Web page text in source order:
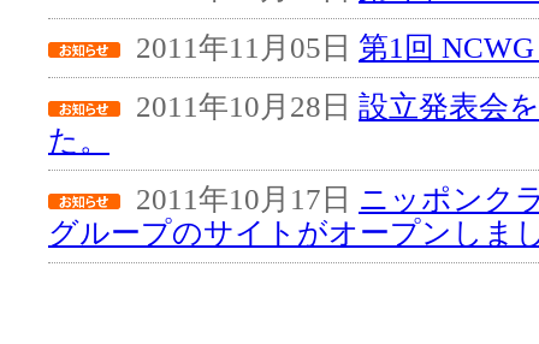
2011年11月05日 第1回
2011年10月28日 設立発表会
た。
2011年10月17日 ニッポンク
グループのサイトがオープンしま